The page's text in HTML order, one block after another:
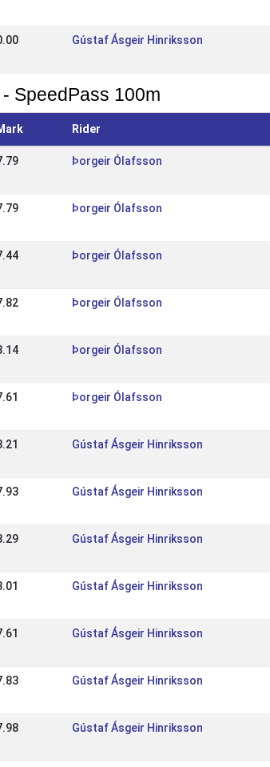
Gústaf Ásgeir Hinriksson
SpeedPass 100m
Rider
Þorgeir Ólafsson
Þorgeir Ólafsson
Þorgeir Ólafsson
Þorgeir Ólafsson
Þorgeir Ólafsson
Þorgeir Ólafsson
Gústaf Ásgeir Hinriksson
Gústaf Ásgeir Hinriksson
Gústaf Ásgeir Hinriksson
Gústaf Ásgeir Hinriksson
Gústaf Ásgeir Hinriksson
Gústaf Ásgeir Hinriksson
Gústaf Ásgeir Hinriksson